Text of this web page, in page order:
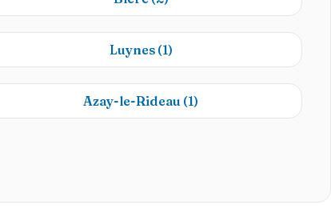
Luynes (1)
Azay-le-Rideau (1)